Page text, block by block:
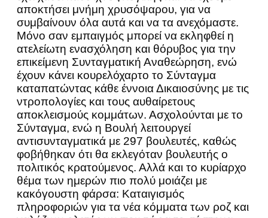
αποκτήσει μνήμη χρυσόψαρου, για να
συμβαίνουν όλα αυτά και να τα ανεχόμαστε.
Μόνο σαν εμπαιγμός μπορεί να εκληφθεί η
ατελείωτη ενασχόληση και θόρυβος για την
επικείμενη Συνταγματική Αναθεώρηση, ενώ
έχουν κάνει κουρελόχαρτο το Σύνταγμα
καταπατώντας κάθε έννοια Δικαιοσύνης με τις
ντροπολογίες και τους αυθαίρετους
αποκλεισμούς κομμάτων. Ασχολούνται με το
Σύνταγμα, ενώ η Βουλή λειτουργεί
αντισυνταγματικά με 297 βουλευτές, καθώς
φοβήθηκαν ότι θα εκλεγόταν βουλευτής ο
πολιτικός κρατούμενος. Αλλά και το κυρίαρχο
θέμα των ημερών πιο πολύ μοιάζει με
κακόγουστη φάρσα: Καταιγισμός
πληροφοριών για τα νέα κόμματα των ροζ και